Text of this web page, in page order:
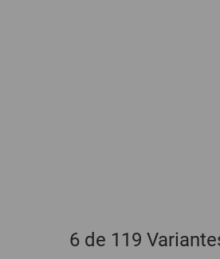
6 de 119